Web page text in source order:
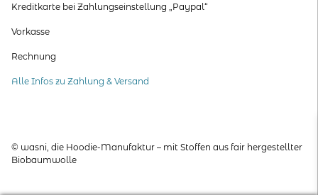
Kreditkarte bei Zahlungseinstellung „Paypal“
Vorkasse
Rechnung
Alle Infos zu Zahlung & Versand
© wasni, die Hoodie-Manufaktur – mit Stoffen aus fair hergestellter
Biobaumwolle